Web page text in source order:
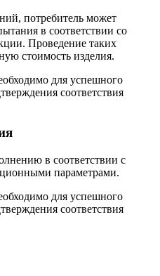
потребитель может
в соответствии со
Проведение таких
стоимость изделия.
для успешного
соответствия
в соответствии с
параметрами.
для успешного
соответствия